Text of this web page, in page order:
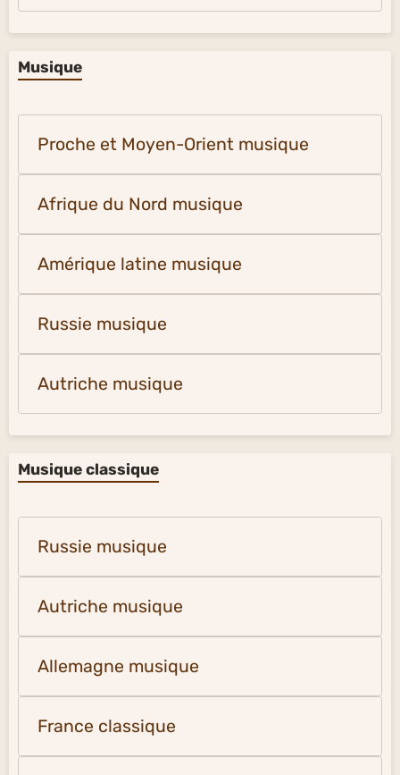
Musique
Proche et Moyen-Orient musique
Afrique du Nord musique
Amérique latine musique
Russie musique
Autriche musique
Musique classique
Russie musique
Autriche musique
Allemagne musique
France classique